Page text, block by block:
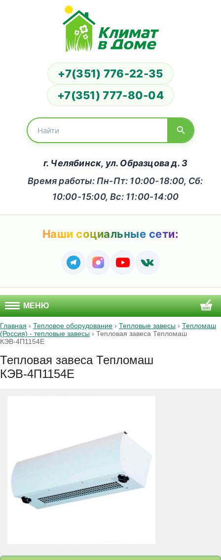
+7(351) 776-22-35
+7(351) 777-80-04
г. Челябинск, ул. Образцова д. 3
Время работы: Пн-Пт: 10:00-18:00, Сб:
10:00-15:00, Вс: 11:00-14:00
Наши социальные сети:
МЕНЮ
Главная › Тепловое оборудование › Тепловые завесы › Тепломаш
(Россия) - тепловые завесы › Тепловая завеса Тепломаш
КЭВ-4П1154E
Тепловая завеса Тепломаш
КЭВ-4П1154E